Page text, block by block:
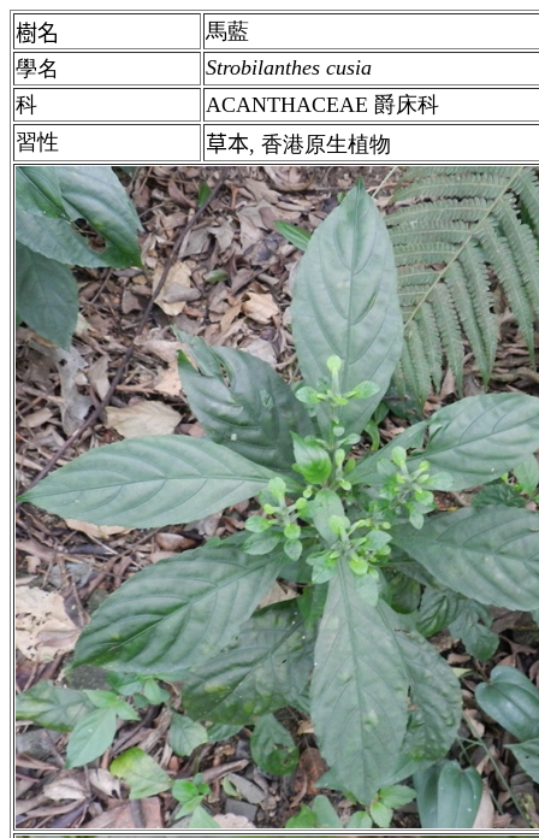
樹名
馬藍
學名
Strobilanthes cusia
科
ACANTHACEAE 爵床科
習性
草本, 香港原生植物